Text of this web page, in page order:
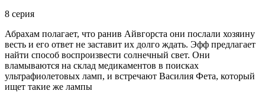
8 серия
Абрахам полагает, что ранив Айвгорста они послали хозяину
весть и его ответ не заставит их долго ждать. Эфф предлагает
найти способ воспроизвести солнечный свет. Они
вламываются на склад медикаментов в поисках
ультрафиолетовых ламп, и встречают Василия Фета, который
ищет такие же лампы